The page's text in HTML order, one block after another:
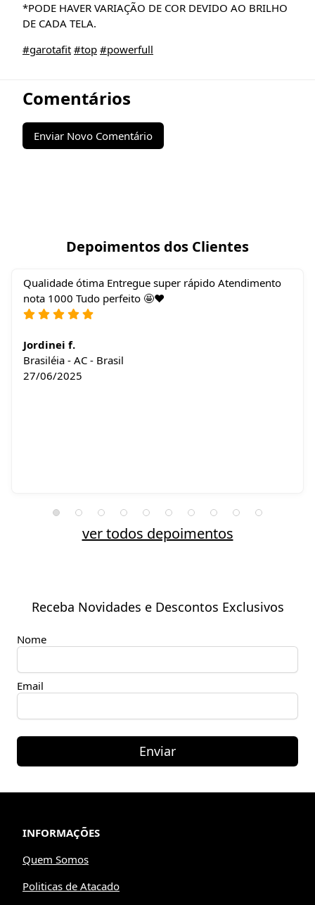
*PODE HAVER VARIAÇÃO DE COR DEVIDO AO BRILHO
DE CADA TELA.
#garotafit #top #powerfull
Comentários
Enviar Novo Comentário
Depoimentos dos Clientes
Qualidade ótima Entregue super rápido Atendimento
nota 1000 Tudo perfeito 🤩❤️
Jordinei f.
Brasiléia - AC - Brasil
27/06/2025
ver todos depoimentos
Receba Novidades e Descontos Exclusivos
Nome
Email
Enviar
INFORMAÇÕES
Quem Somos
Politicas de Atacado